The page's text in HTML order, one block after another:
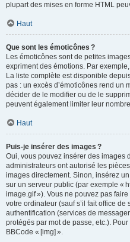
plupart des mises en forme HTML
Haut
Que sont les émoticônes ?
Les émoticônes sont de petites
expriment des émotions. Par
La liste complète est disponible
pas : un excès d’émoticônes rend un
décider de le modifier ou de le
peuvent également limiter leur
Haut
Puis-je insérer des images ?
Oui, vous pouvez insérer des images
administrateurs ont autorisé les
images directement. Sinon, insérez
sur un serveur public (par exemple «
image.gif »). Vous ne pouvez pas
votre ordinateur (sauf s’il fait office
authentification (services de
protégés par mot de passe, etc.).
BBCode « [img] ».